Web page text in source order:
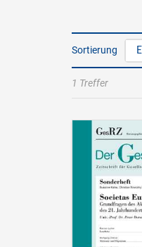
Sortierung
1 Treffer